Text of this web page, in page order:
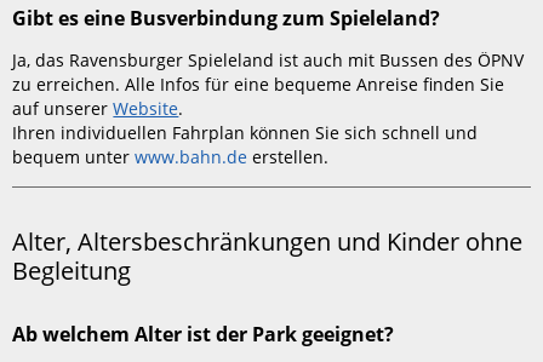
Gibt es eine Busverbindung zum Spieleland?
Ja, das Ravensburger Spieleland ist auch mit Bussen des ÖPNV
zu erreichen. Alle Infos für eine bequeme Anreise finden Sie
auf unsererWebsite.
Ihren individuellen Fahrplan können Sie sich schnell und
bequem unterwww.bahn.de erstellen.
Alter, Altersbeschränkungen und Kinder ohne
Begleitung
Ab welchem Alter ist der Park geeignet?